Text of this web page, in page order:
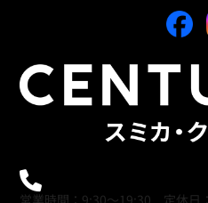
営業時間：9:30～19:30 定休日